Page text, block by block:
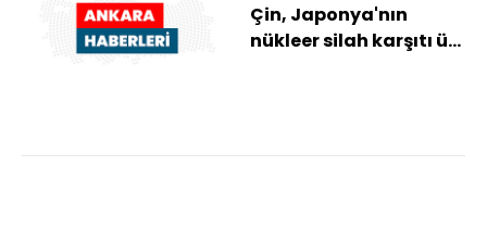
Çin, Japonya'nın
nükleer silah karşıtı üç